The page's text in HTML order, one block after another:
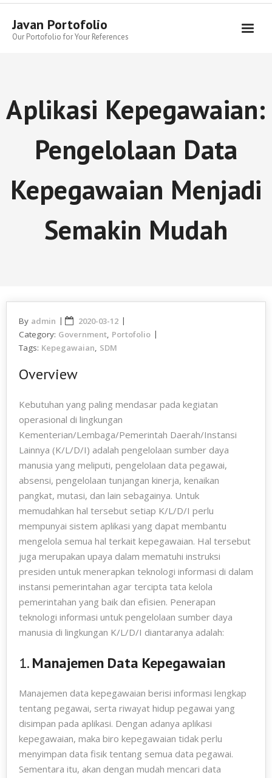
Skip
content
Javan Portofolio
Our Portofolio for Your References
Aplikasi Kepegawaian:
Pengelolaan Data
Kepegawaian Menjadi
Semakin Mudah
By admin
2020-03-12
Category: Government, Portofolio
Tags: Kepegawaian, SDM
Overview
Kebutuhan yang paling mendasar pada kegiatan
operasional di lingkungan
Kementerian/Lembaga/Pemerintah Daerah/Instansi
Lainnya (K/L/D/I) adalah pengelolaan sumber daya
manusia yang meliputi, pengelolaan data pegawai,
absensi, pengelolaan tunjangan kinerja, kenaikan
pangkat, mutasi, dan lain sebagainya. Untuk
memudahkan hal tersebut setiap K/L/D/I perlu
mempunyai sistem aplikasi yang dapat membantu
mengelola semua hal terkait kepegawaian. Hal tersebut
juga merupakan upaya dalam mematuhi instruksi
presiden untuk menerapkan teknologi informasi di dalam
instansi pemerintahan agar tercipta tata kelola
pemerintahan yang baik dan efisien. Penerapan
teknologi informasi untuk pengelolaan sumber daya
manusia di lingkungan K/L/D/I diantaranya adalah:
1.Manajemen Data Kepegawaian
Manajemen data kepegawaian berisi informasi lengkap
tentang pegawai, serta riwayat hidup pegawai yang
disimpan pada aplikasi. Dengan adanya aplikasi
kepegawaian, maka biro kepegawaian tidak perlu
menyimpan data fisik tentang semua data pegawai.
Sementara itu, akan dengan mudah mencari data